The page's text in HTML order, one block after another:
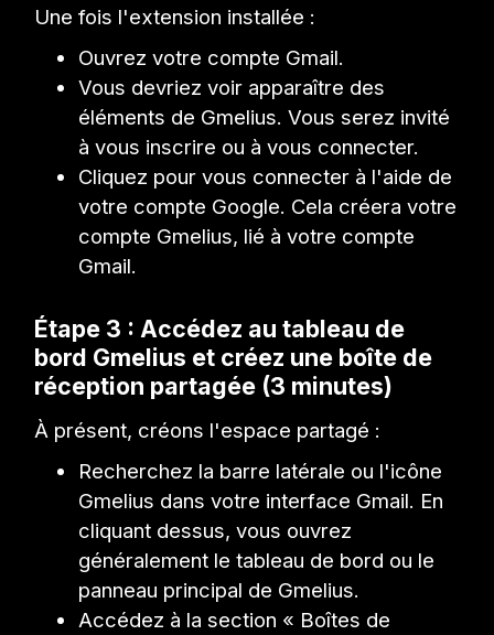
Une fois l'extension installée :
Ouvrez votre compte Gmail.
Vous devriez voir apparaître des
éléments de Gmelius. Vous serez invité
à vous inscrire ou à vous connecter.
Cliquez pour vous connecter à l'aide de
votre compte Google. Cela créera votre
compte Gmelius, lié à votre compte
Gmail.
Étape 3 : Accédez au tableau de
bord Gmelius et créez une boîte de
réception partagée (3 minutes)
À présent, créons l'espace partagé :
Recherchez la barre latérale ou l'icône
Gmelius dans votre interface Gmail. En
cliquant dessus, vous ouvrez
généralement le tableau de bord ou le
panneau principal de Gmelius.
Accédez à la section « Boîtes de